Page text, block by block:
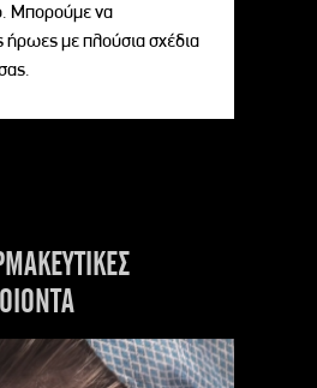
Μπορούμε να
ήρωες με πλούσια σχέδια